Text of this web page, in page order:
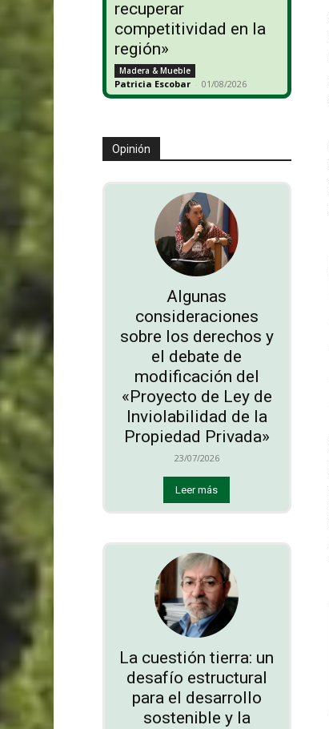
recuperar
competitividad en la
región»
Madera & Mueble
Patricia Escobar - 01/08/2026
Opinión
Algunas
consideraciones
sobre los derechos y
el debate de
modificación del
«Proyecto de Ley de
Inviolabilidad de la
Propiedad Privada»
23/07/2026
Leer más
La cuestión tierra: un
desafío estructural
para el desarrollo
sostenible y la